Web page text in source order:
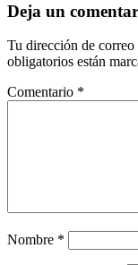
Deja un
Tu dirección de
obligatorios están
Comentario *
Nombre *